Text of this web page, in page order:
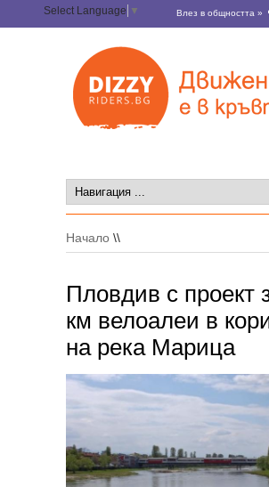
Select Language ▼ Влез в общността »
Начало \\
Пловдив с проект
км велоалеи в
на река Марица